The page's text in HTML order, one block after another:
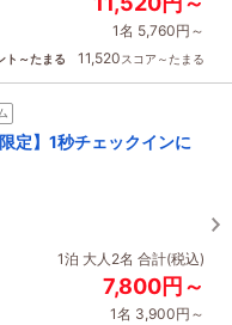
1名 5,760円～
ト～たまる 11,520スコア～たまる
定】1秒チェックインに
1泊 大人2名 合計(税込)
7,800円～
1名 3,900円～